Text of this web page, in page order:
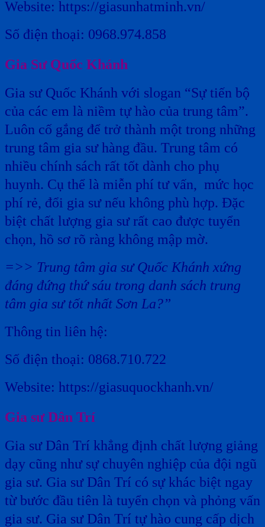
Website: https://giasunhatminh.vn/
Số điện thoại: 0968.974.858
Gia Sư Quốc Khánh
Gia sư Quốc Khánh với slogan “Sự tiến bộ
của các em là niềm tự hào của trung tâm”.
Luôn cố gắng để trở thành một trong những
trung tâm gia sư hàng đầu. Trung tâm có
nhiều chính sách rất tốt dành cho phụ
huynh. Cụ thể là miễn phí tư vấn, mức học
phí rẻ, đổi gia sư nếu không phù hợp. Đặc
biệt chất lượng gia sư rất cao được tuyển
chọn, hồ sơ rõ ràng không mập mờ.
=>> Trung tâm gia sư Quốc Khánh xứng
đáng đứng thứ sáu trong danh sách trung
tâm gia sư tốt nhất Sơn La?”
Thông tin liên hệ:
Số điện thoại: 0868.710.722
Website: https://giasuquockhanh.vn/
Gia sư Dân Trí
Gia sư Dân Trí khẳng định chất lượng giảng
dạy cũng như sự chuyên nghiệp của đội ngũ
gia sư. Gia sư Dân Trí có sự khác biệt ngay
từ bước đầu tiên là tuyển chọn và phỏng vấn
gia sư. Gia sư Dân Trí tự hào cung cấp dịch